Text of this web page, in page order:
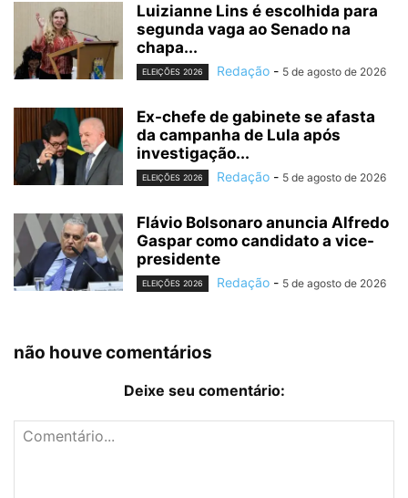
Luizianne Lins é escolhida para
segunda vaga ao Senado na
chapa...
ELEIÇÕES 2026 Redação - 5 de agosto de 2026
Ex-chefe de gabinete se afasta
da campanha de Lula após
investigação...
ELEIÇÕES 2026 Redação - 5 de agosto de 2026
Flávio Bolsonaro anuncia Alfredo
Gaspar como candidato a vice-
presidente
ELEIÇÕES 2026 Redação - 5 de agosto de 2026
não houve comentários
Deixe seu comentário: